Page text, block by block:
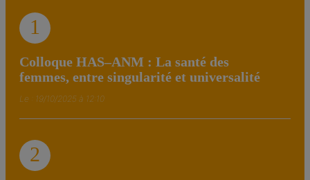
1
Colloque HAS–ANM : La santé des
femmes, entre singularité et universalité
Le : 19/10/2025 à 12:10
2